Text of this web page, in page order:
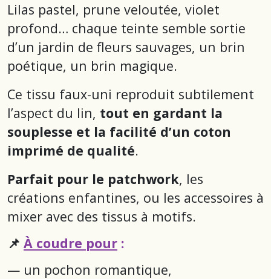
Lilas pastel, prune veloutée, violet
profond… chaque teinte semble sortie
d’un jardin de fleurs sauvages, un brin
poétique, un brin magique.
Ce tissu faux-uni reproduit subtilement
l’aspect du lin, tout en gardant la
souplesse et la facilité d’un coton
imprimé de qualité.
Parfait pour le patchwork, les
créations enfantines, ou les accessoires à
mixer avec des tissus à motifs.
📌 À coudre pour :
— un pochon romantique,